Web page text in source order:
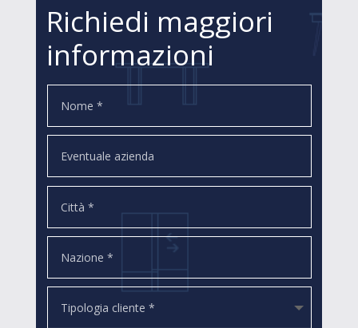
Richiedi maggiori
informazioni